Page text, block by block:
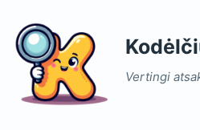
Vertingi